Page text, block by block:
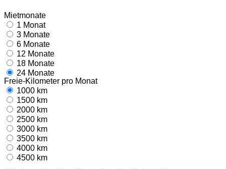
Mietmonate
1 Monat
3 Monate
6 Monate
12 Monate
18 Monate
24 Monate
Freie-Kilometer pro Monat
1000 km
1500 km
2000 km
2500 km
3000 km
3500 km
4000 km
4500 km